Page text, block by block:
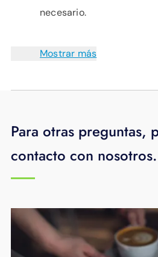
necesario.
Mostrar más
Para otras preguntas,
contacto con nosotros.